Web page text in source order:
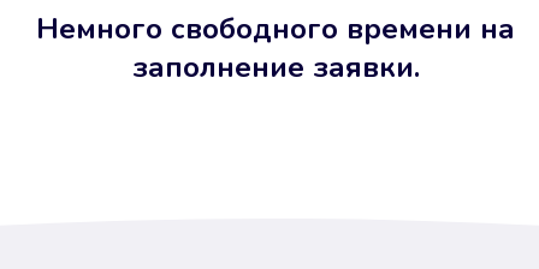
Немного свободного времени на
заполнение заявки.